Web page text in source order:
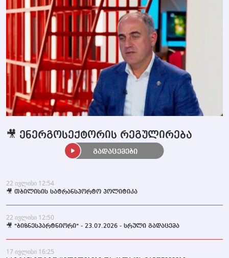
22 ივლისი 12:54
🎥 თბილისის სატრანსპორტო პოლიტიკა
22 ივლისი 12:50
🎥 "ბიზნესპარტნიორი" - 23.07.2026 - სრული გადაცემა
17 ივლისი 16:25
🎥 ენერგოსექტორის რეგულირება
გადაცემები